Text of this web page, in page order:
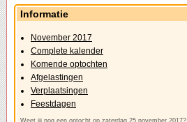
Informatie
November 2017
Complete kalender
Komende optochten
Afgelastingen
Verplaatsingen
Feestdagen